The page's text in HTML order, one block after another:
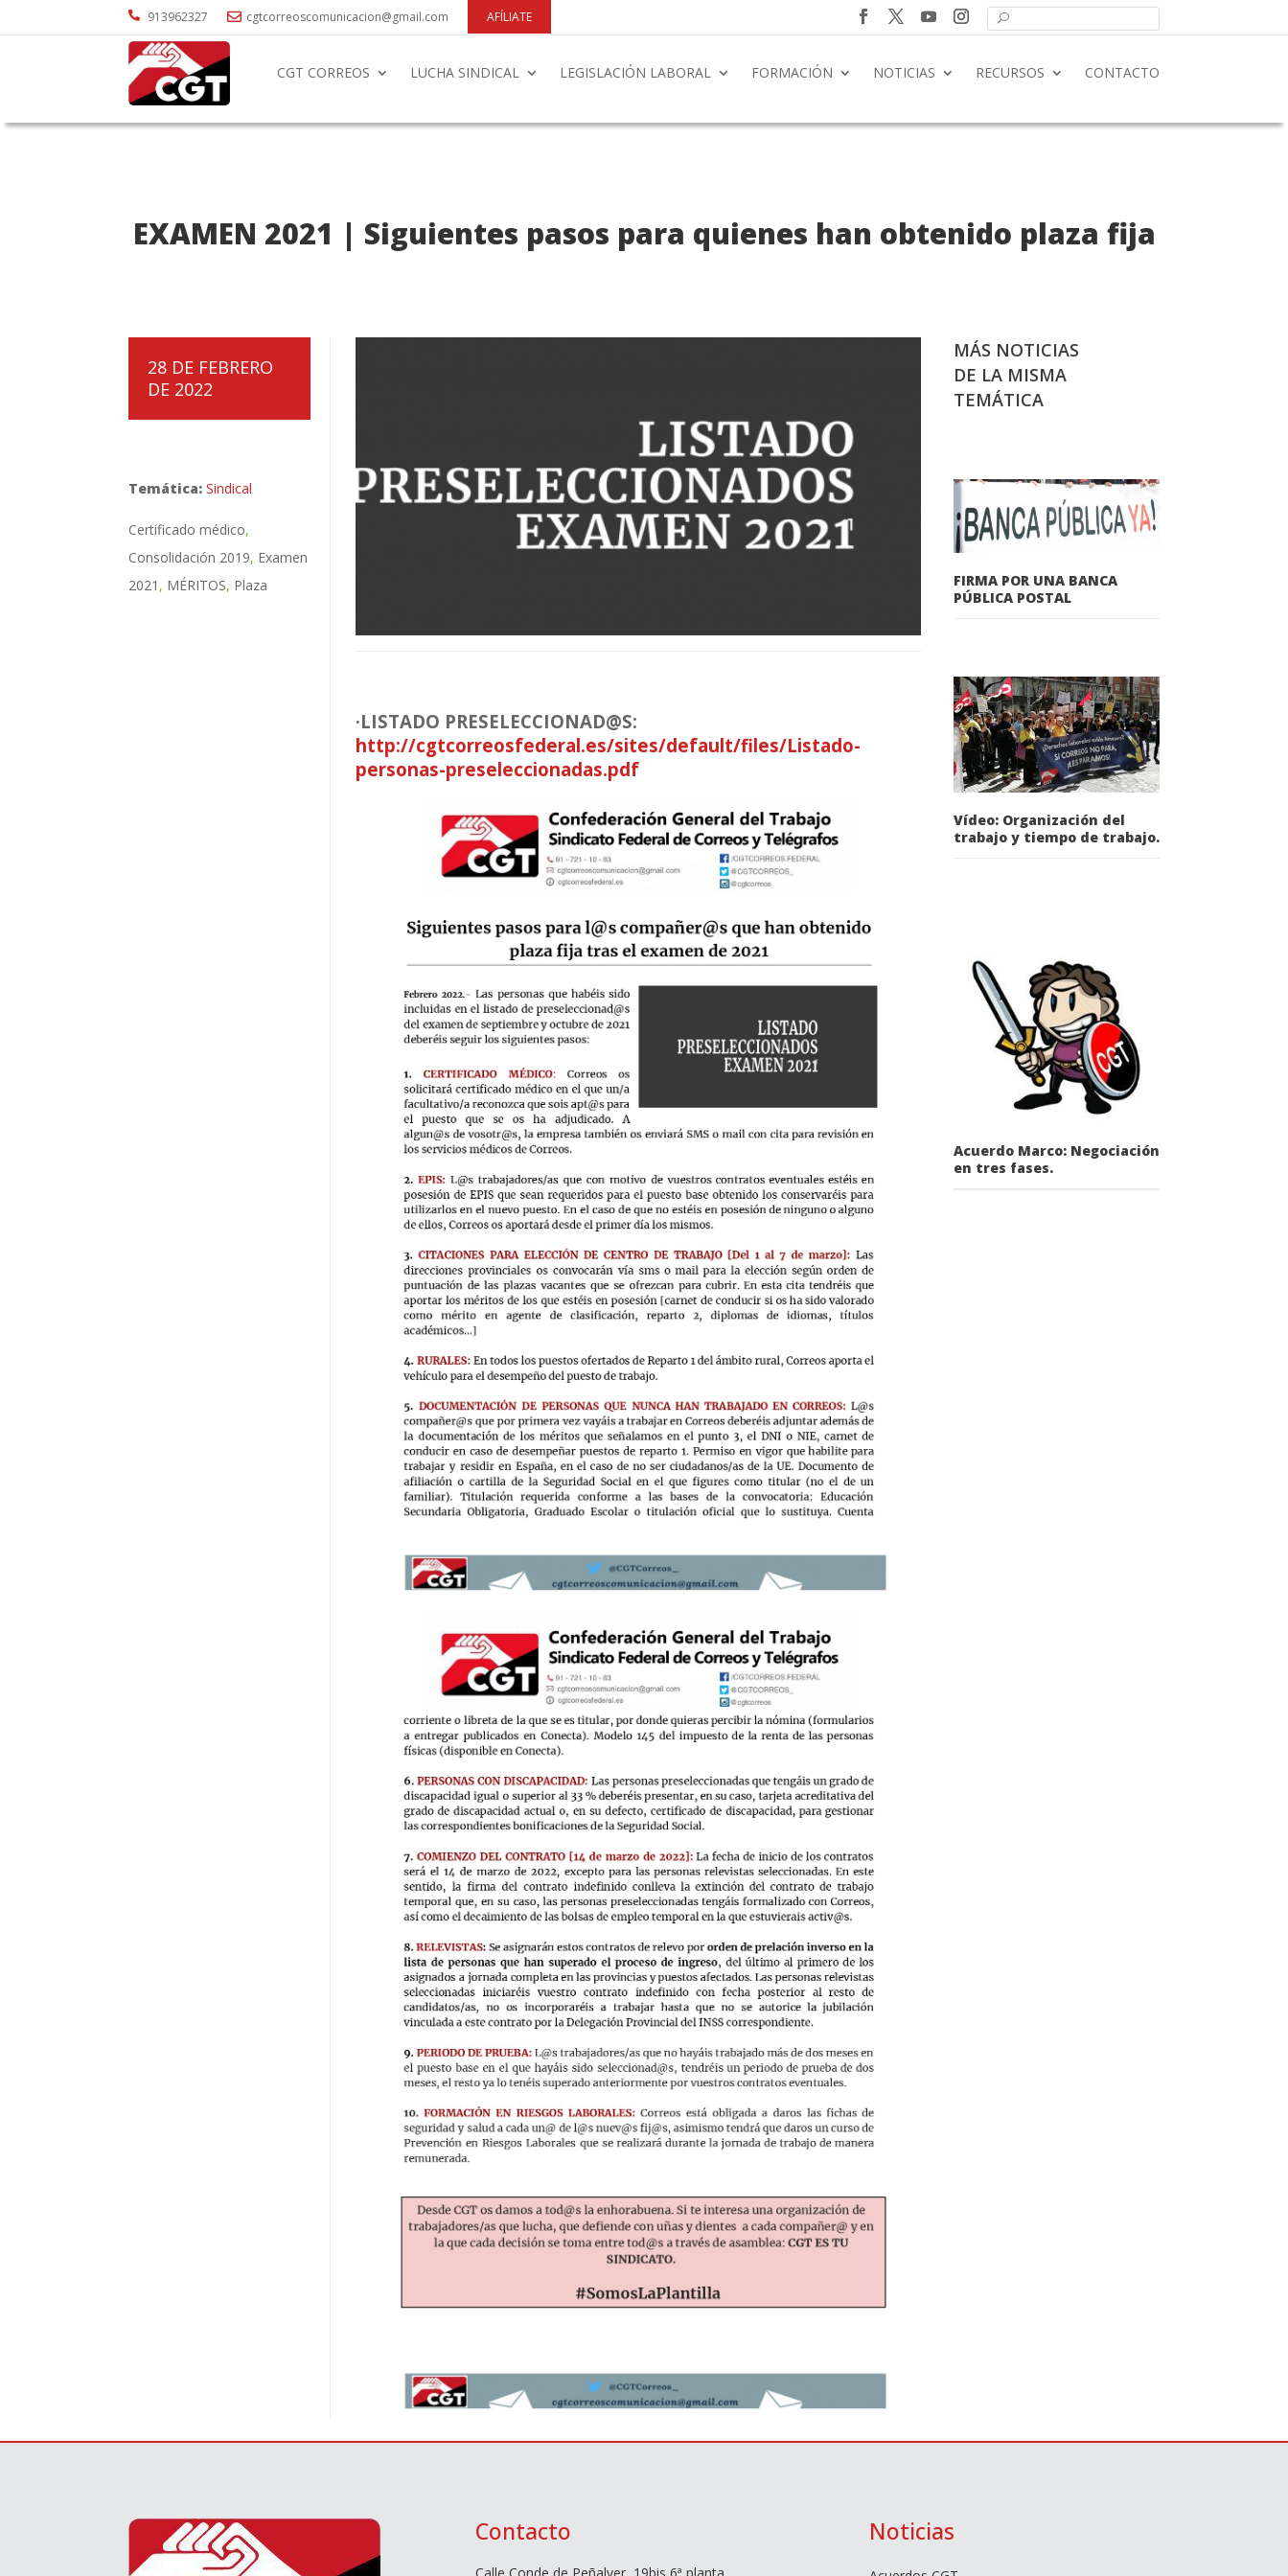
 913962327  cgtcorreoscomunicacion@gmail.com AFÍLIATE
CGT CORREOS LUCHA SINDICAL LEGISLACIÓN LABORAL FORMACIÓN NOTICIAS RECURSOS CONTACTO
EXAMEN 2021 | Siguientes pasos para quienes han obtenido plaza fija
28 DE FEBRERO
DE 2022
Temática:Sindical
Certificado médico
Consolidación 2019 Examen
2021
MÉRITOS Plaza
·LISTADO PRESELECCIONAD@S:
http://cgtcorreosfederal.es/sites/default/files/Listado-
personas-preseleccionadas.pdf
MÁS NOTICIAS
DE LA MISMA
TEMÁTICA
FIRMA POR UNA BANCA
PÚBLICA POSTAL
Vídeo: Organización del
trabajo y tiempo de trabajo.
Acuerdo Marco: Negociación
en tres fases.
Contacto
Calle Conde de Peñalver, 19bis 6ª planta,
Noticias